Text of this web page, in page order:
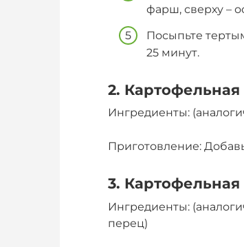
фарш, сверху –
Посыпьте
25 минут.
2.
Ингредиенты:
Приготовление:
3.
Ингредиенты:
перец)